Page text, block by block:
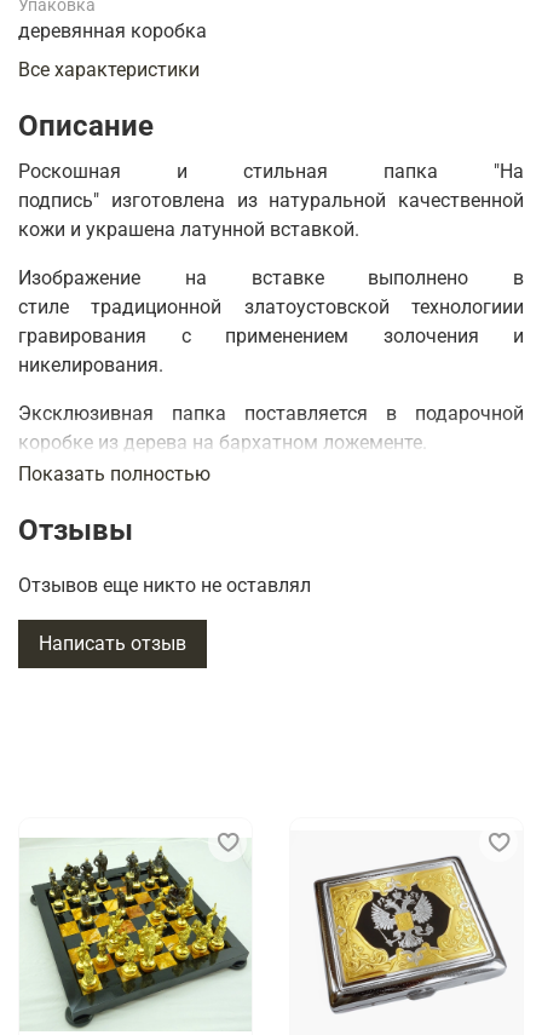
Упаковка
деревянная коробка
Все характеристики
Описание
Роскошная и стильная папка "На
подпись" изготовлена из натуральной качественной
кожи и украшена латунной вставкой.
Изображение на вставке выполнено в
стиле традиционной златоустовской технологиии
гравирования с применением золочения и
никелирования.
Эксклюзивная папка поставляется в подарочной
коробке из дерева на бархатном ложементе.
руководителю крупной компании, станет приятным и
Предлагаем вам также обратить внимание и купить
кожаныевизитницы
интернет-магазине в большом ассортименте.
Показать полностью
Отзывы
Отзывов еще никто не оставлял
Написать отзыв